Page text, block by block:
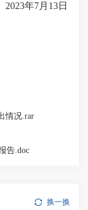
年7月13日
情况.rar
告.doc
换一换